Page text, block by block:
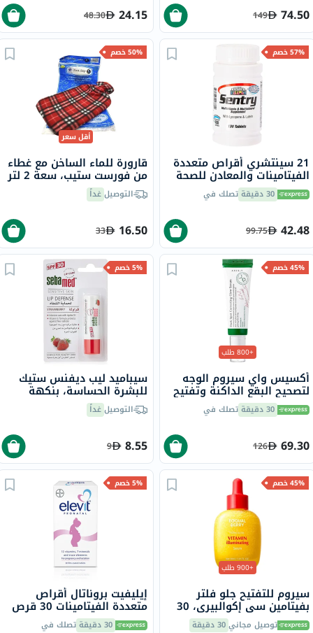
74.50
149
24.15
48.30
57% خصم
21 سينتشري أقراص متعددة
الفيتامينات والمعادن للصحة
العامة، حزمة من 130
30 دقيقة تصلك في
42.48
99.75
50% خصم
أقل سعر
قارورة للماء الساخن مع غطاء
من فورست ستيب، سعة 2 لتر
التوصيلغداً
16.50
33
45% خصم
+800 طلب
أكسيس واي سيروم الوجه
لتصحيح البقع الداكنة وتفتيح
البشرة وترطيبها 50 مل
30 دقيقة تصلك في
69.30
126
5% خصم
سيباميد ليب ديفنس ستيك
للبشرة الحساسة، بنكهة
الفراولة، مع SPF 30، 4.8 جرام
التوصيلغداً
8.55
9
45% خصم
+900 طلب
سيروم للتفتيح جلو فلتر
بفيتامين سي إكوالبيري، 30
مل توصيل مجاني30 دقيقة
5% خصم
إيليفيت بروناتال أقراص
متعددة الفيتامينات 30 قرص
30 دقيقة تصلك في